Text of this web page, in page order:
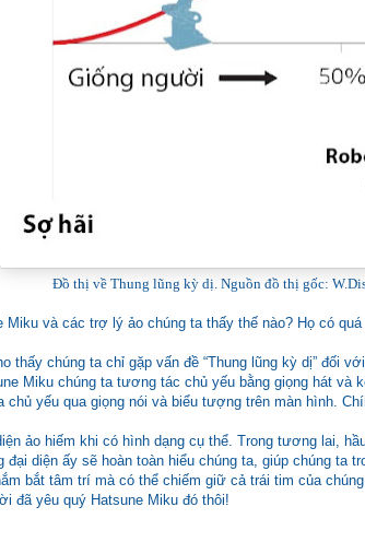
Đồ thị về Thung lũng kỳ dị. Nguồn đồ thị gốc:
Miku và các trợ lý ảo chúng ta thấy thế nào? Họ có
thấy chúng ta chỉ gặp vấn đề “Thung lũng kỳ dị”
Miku chúng ta tương tác chủ yếu bằng giọng hát
yếu qua giọng nói và biểu tượng trên màn hình.
ảo hiếm khi có hình dạng cụ thể. Trong tương lai,
đại diện ấy sẽ hoàn toàn hiểu chúng ta, giúp chúng ta
bắt tâm trí mà có thể chiếm giữ cả trái tim của
đã yêu quý Hatsune Miku đó thôi!